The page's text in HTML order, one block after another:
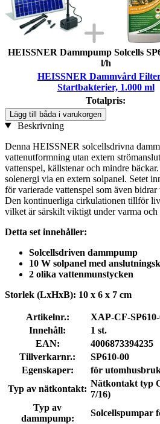
HEISSNER Damm­pump Solcells
l/h
HEISSNER Dammvård
Startbakterier, 1.000 ml
Totalpris:
Lägg till båda i varukorgen
Beskrivning
Denna HEISSNER solcellsdrivna
vattenutformning utan extern
vattenspel, källstenar och mindre
solenergi via en extern solpanel. Setet
för varierade vattenspel som även
Den kontinuerliga cirkulationen tillför
vilket är särskilt viktigt under varma och
Detta set innehåller:
Solcellsdriven dammpump
10 W solpanel med
2 olika vattenmunstycken
Storlek (LxHxB): 10 x 6 x 7 cm
Artikelnr.:
XAP-CF-
Innehåll:
1 st.
EAN:
4006873394235
Tillverkarnr.:
SP610-00
Egenskaper:
för
Typ av nätkontakt:
Nätkontakt typ
7/16)
Typ av
dammpump:
Solcellspumpar